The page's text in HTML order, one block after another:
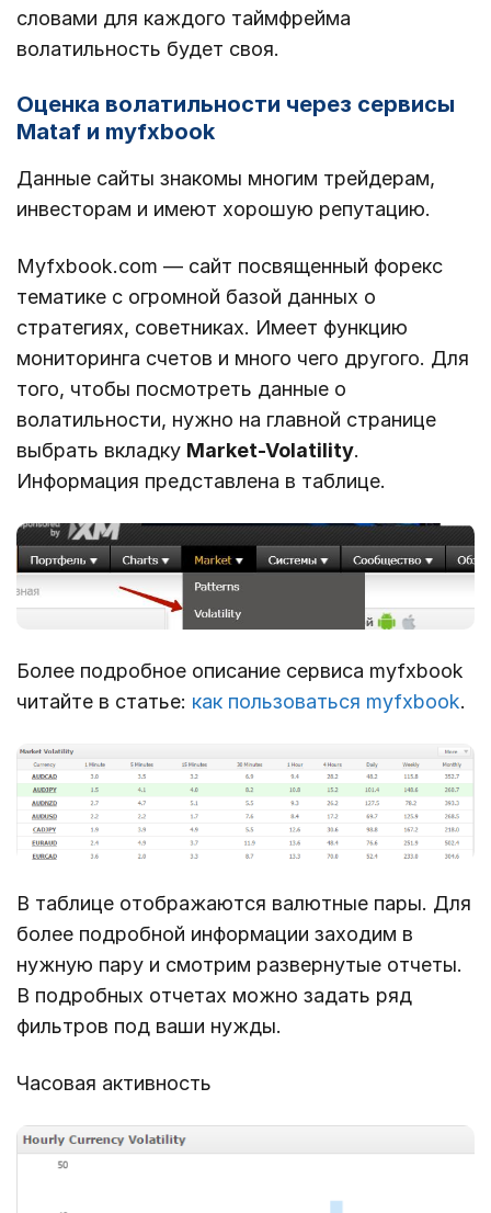
словами для каждого таймфрейма
волатильность будет своя.
Оценка волатильности через сервисы
Mataf и myfxbook
Данные сайты знакомы многим трейдерам,
инвесторам и имеют хорошую репутацию.
Myfxbook.com — сайт посвященный форекс
тематике с огромной базой данных о
стратегиях, советниках. Имеет функцию
мониторинга счетов и много чего другого. Для
того, чтобы посмотреть данные о
волатильности, нужно на главной странице
выбрать вкладку Market-Volatility.
Информация представлена в таблице.
Более подробное описание сервиса myfxbook
читайте в статье: как пользоваться myfxbook.
В таблице отображаются валютные пары. Для
более подробной информации заходим в
нужную пару и смотрим развернутые отчеты.
В подробных отчетах можно задать ряд
фильтров под ваши нужды.
Часовая активность